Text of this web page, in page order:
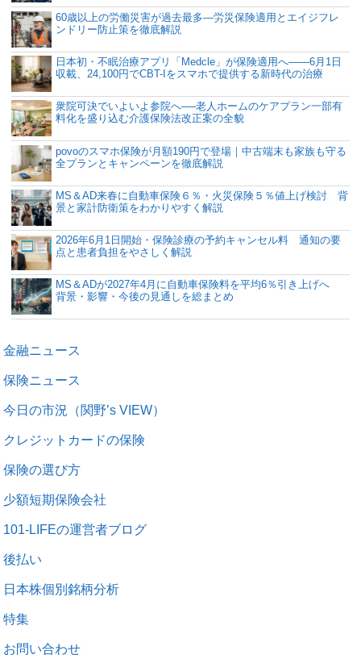
60歳以上の労働災害が過去最多―労災保険適用とエイジフレ
ンドリー防止策を徹底解説
日本初・不眠治療アプリ「Medcle」が保険適用へ――6月1日
収載、24,100円でCBT-Iをスマホで提供する新時代の治療
衆院可決でいよいよ参院へ──老人ホームのケアプラン一部有
料化を盛り込む介護保険法改正案の全貌
povoのスマホ保険が月額190円で登場｜中古端末も家族も守る
全プランとキャンペーンを徹底解説
MS＆AD来春に自動車保険６％・火災保険５％値上げ検討 背
景と家計防衛策をわかりやすく解説
2026年6月1日開始・保険診療の予約キャンセル料 通知の要
点と患者負担をやさしく解説
MS＆ADが2027年4月に自動車保険料を平均6％引き上げへ
背景・影響・今後の見通しを総まとめ
金融ニュース
保険ニュース
今日の市況（関野’s VIEW）
クレジットカードの保険
保険の選び方
少額短期保険会社
101-LIFEの運営者ブログ
後払い
日本株個別銘柄分析
特集
お問い合わせ